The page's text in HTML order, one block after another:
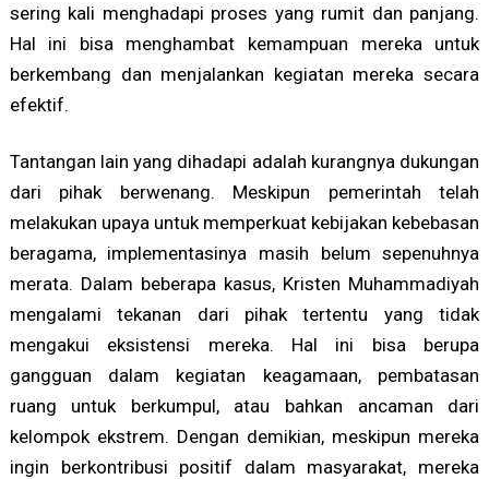
sering kali menghadapi proses yang rumit dan panjang.
Hal ini bisa menghambat kemampuan mereka untuk
berkembang dan menjalankan kegiatan mereka secara
efektif.
Tantangan lain yang dihadapi adalah kurangnya dukungan
dari pihak berwenang. Meskipun pemerintah telah
melakukan upaya untuk memperkuat kebijakan kebebasan
beragama, implementasinya masih belum sepenuhnya
merata. Dalam beberapa kasus, Kristen Muhammadiyah
mengalami tekanan dari pihak tertentu yang tidak
mengakui eksistensi mereka. Hal ini bisa berupa
gangguan dalam kegiatan keagamaan, pembatasan
ruang untuk berkumpul, atau bahkan ancaman dari
kelompok ekstrem. Dengan demikian, meskipun mereka
ingin berkontribusi positif dalam masyarakat, mereka